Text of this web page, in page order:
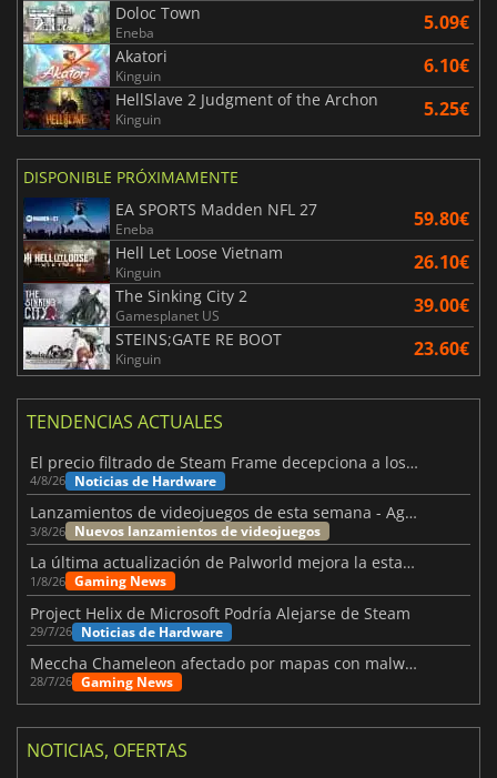
Doloc Town
Eneba 5.09€
Akatori
Kinguin 6.10€
HellSlave 2 Judgment of the Archon
Kinguin 5.25€
DISPONIBLE PRÓXIMAMENTE
EA SPORTS Madden NFL 27
Eneba 59.80€
Hell Let Loose Vietnam
Kinguin 26.10€
The Sinking City 2
Gamesplanet US 39.00€
STEINS;GATE RE BOOT
Kinguin 23.60€
TENDENCIAS ACTUALES
El precio filtrado de Steam Frame decepciona a los usuarios
4/8/26 Noticias de Hardware
Lanzamientos de videojuegos de esta semana - Agosto de 2026 (semana 32)
3/8/26 Nuevos lanzamientos de videojuegos
La última actualización de Palworld mejora la estabilidad
1/8/26 Gaming News
Project Helix de Microsoft Podría Alejarse de Steam
29/7/26 Noticias de Hardware
Meccha Chameleon afectado por mapas con malware y Discord
28/7/26 Gaming News
NOTICIAS, OFERTAS